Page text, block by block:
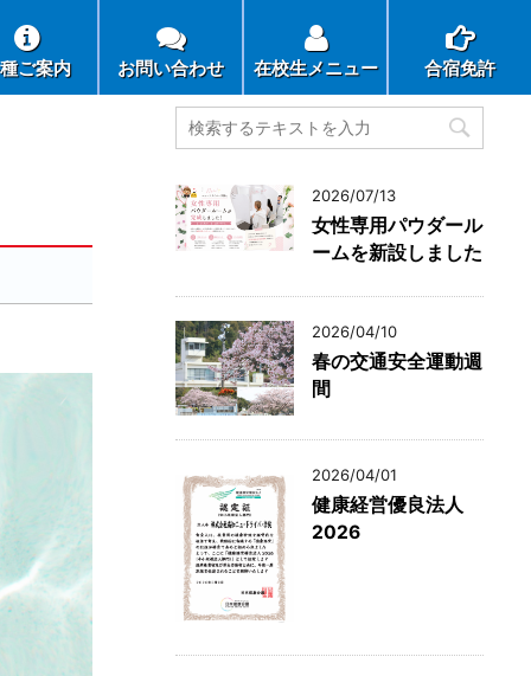
ご案内 お問い合わせ 在校生メニュー 合宿免許
2026/07/13
女性専用パウダール
ームを新設しました
2026/04/10
春の交通安全運動週
間
2026/04/01
健康経営優良法人
2026